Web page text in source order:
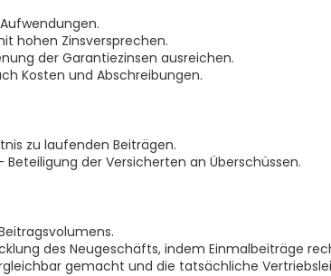
hohen Zinsversprechen.
der Garantiezinsen ausreichen.
Kosten und Abschreibungen.
zu laufenden Beiträgen.
der Versicherten an Überschüssen.
des Neugeschäfts, indem Einmalbeiträge
gemacht und die tatsächliche